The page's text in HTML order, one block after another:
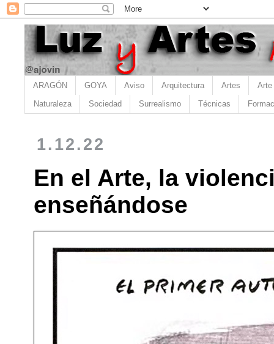
ARAGÓN GOYA Aviso Arquitectura Artes Arte
Naturaleza Sociedad Surrealismo Técnicas
1.12.22
En el Arte, la
enseñándose